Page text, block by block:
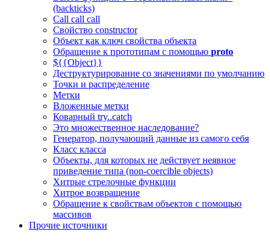
(backticks)
Call call call
Свойство constructor
Объект как ключ свойства объекта
Обращение к прототипам с помощью proto
${{Object}}
Деструктурирование со значениями по умолчанию
Точки и распределение
Метки
Вложенные метки
Коварный try..catch
Это множественное наследование?
Генератор, получающий данные из самого себя
Класс класса
Объекты, для которых не действует неявное
приведение типа (non-coercible objects)
Хитрые стрелочные функции
Хитрое возвращение
Обращение к свойствам объектов с помощью
массивов
Прочие источники